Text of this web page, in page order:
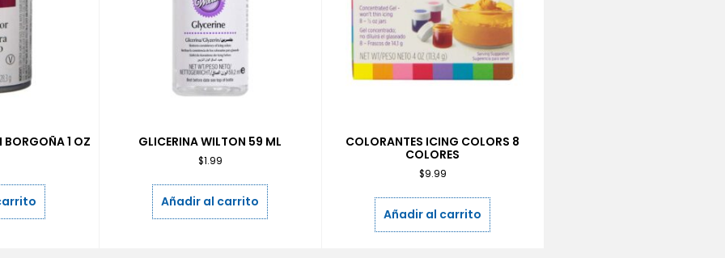
1 OZ GLICERINA WILTON 59 ML
$1.99
Añadir al carrito
COLORANTES ICING COLORS 8
COLORES
$9.99
Añadir al carrito